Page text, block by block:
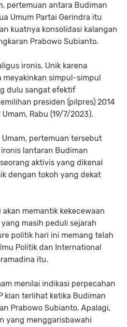
pertemuan antara Budiman
Umum Partai Gerindra itu
kuatnya konsolidasi kalangan
Prabowo Subianto.
ironis. Unik karena
meyakinkan simpul-simpul
dulu sangat efektif
presiden (pilpres) 2014
Rabu (19/7/2023).
pertemuan tersebut
lantaran Budiman
aktivis yang dikenal
dengan tokoh yang dekat
memantik kekecewaan
masih peduli sejarah
politik hari ini memang telah
Politik dan International
itu.
menilai indikasi perpecahan
kian terlihat ketika Budiman
Prabowo Subianto. Apalagi,
yang menggarisbawahi